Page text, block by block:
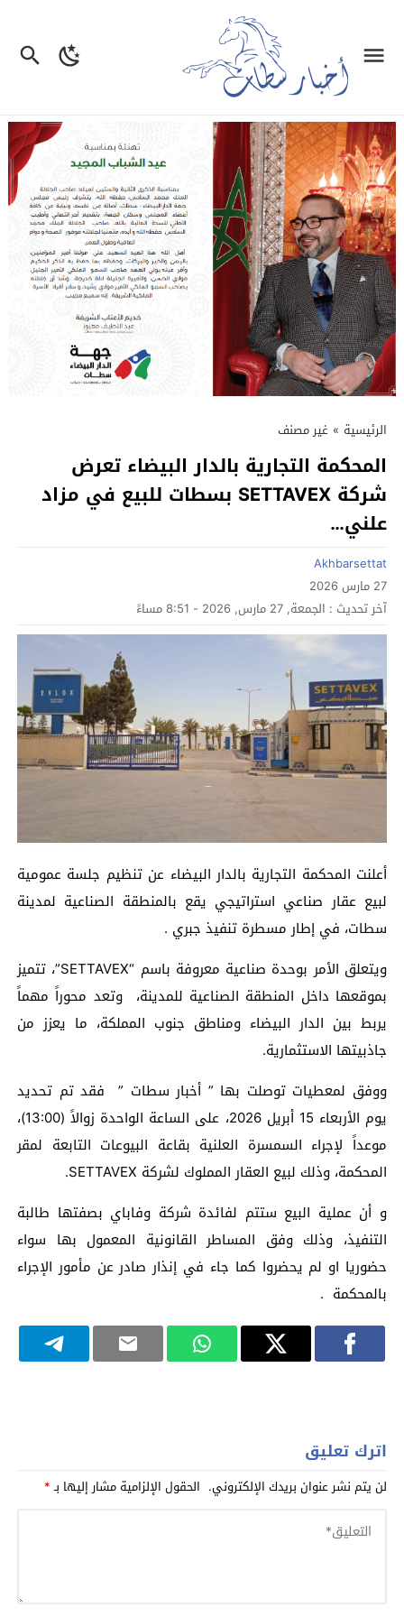
الرئيسية » غير مصنف
المحكمة التجارية بالدار البيضاء تعرض
شركة SETTAVEX بسطات للبيع في مزاد
علني…
Akhbarsettat
27 مارس 2026
آخر تحديث : الجمعة, 27 مارس, 2026 - 8:51 مساءً
أعلنت المحكمة التجارية بالدار البيضاء عن تنظيم جلسة عمومية
لبيع عقار صناعي استراتيجي يقع بالمنطقة الصناعية لمدينة
سطات، في إطار مسطرة تنفيذ جبري .
ويتعلق الأمر بوحدة صناعية معروفة باسم “SETTAVEX”، تتميز
بموقعها داخل المنطقة الصناعية للمدينة، وتعد محوراً مهماً
يربط بين الدار البيضاء ومناطق جنوب المملكة، ما يعزز من
جاذبيتها الاستثمارية.
ووفق لمعطيات توصلت بها ” أخبار سطات ” فقد تم تحديد
يوم الأربعاء 15 أبريل 2026، على الساعة الواحدة زوالاً (13:00)،
موعداً لإجراء السمسرة العلنية بقاعة البيوعات التابعة لمقر
المحكمة، وذلك لبيع العقار المملوك لشركة SETTAVEX.
و أن عملية البيع ستتم لفائدة شركة وفاباي بصفتها طالبة
التنفيذ، وذلك وفق المساطر القانونية المعمول بها سواء
حضوريا او لم يحضروا كما جاء في إنذار صادر عن مأمور الإجراء
بالمحكمة .
اترك تعليق
لن يتم نشر عنوان بريدك الإلكتروني. الحقول الإلزامية مشار إليها بـ*